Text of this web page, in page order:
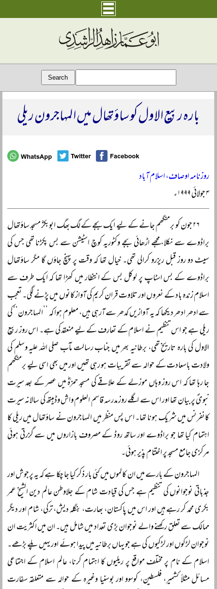
بارہ ربیع الاول کو ساؤتھال میں المہاجرون ریلی
روزنامہ اوصاف، اسلام آباد
۴ جولائی ۱۹۹۹ء
۲۶ جون کو برمنگھم جانے کے لیے ایک بجے کے لگ بھگ ابوبکرؓ مسجد ساؤتھال
براڈوے سے نکلا، مجھے اڑھائی بجے وکٹوریہ کوچ اسٹیشن سے بس پکڑنا تھی جس کی
سیٹ دو روز قبل ریزرو کرالی تھی۔ خیال تھا کہ وقت پر پہنچ جاؤں گا مگر ساؤتھال
براڈوے کے بس اسٹاپ پر لوکل بس کے انتظار میں کھڑا تھا کہ ایک طرف سے
اسلام زندہ باد کے نعروں اور تلاوت قران کریم کی آواز کانوں میں پڑنے لگی۔ تعجب
سے ادھر ادھر دیکھا کہ یہ آوازیں کدھر سے آرہی ہیں، معلوم ہوا کہ ’’المہاجرون‘‘ کی
ریلی ہے جو اس تنظیم نے اسلام کے تعارف کے لیے منعقد کی ہے۔ اس روز ربیع
الاول کی بارہ تاریخ تھی، برطانیہ بھر میں جناب رسالت مآب صلی اللہ علیہ وسلم کی
ولادت باسعادت کے حوالہ سے تقریبات ہو رہی تھیں اور میں بھی اسی لیے برمنگھم
جا رہا تھا کہ اس روز وہاں موزلے کے علاقے کی مسجد حمزہؓ میں عصر کے بعد سیرت
نبویؐ پر بیان تھا اور اس سے اگلے روز مدرسہ قاسم العلوم واش وڈہیتھ کی سالانہ سیرت
کانفرنس میں شریک ہونا تھا۔ اس پس منظر میں المہاجرون نے ساؤتھال میں ریلی کا
اہتمام کیا تھا جو براڈوے اور ساتھ روڈ کے مصروف بازاروں میں سے گزرتی ہوئی
مرکزی جامع مسجد پر اختتام پذیر ہوئی۔
المہاجرون کے بارے میں ان کالموں میں کئی بار ذکر کیا جا چکا ہے کہ یہ پرجوش اور
جذباتی نوجوانوں کی تنظیم ہے جس کی قیادت شام کے جلاوطن عالم دین الشیخ عمر
بکری محمد کر رہے ہیں اور اس میں پاکستان، بھارت، بنگلہ دیش، ترکی، شام اور دیگر
ممالک سے تعلق رکھنے والے نوجوان بڑی تعداد میں شامل ہیں۔ ان میں اکثریت ان
نوجوان لڑکوں اور لڑکیوں کی ہے جو یہاں برطانیہ میں پیدا ہوئے اور یہیں پلے بڑھے۔
اسلام کے نام پر مختلف مواقع پر ریلیوں کا اہتمام کرنا، عالم اسلام کے اجتماعی
مسائل مثلاً کشمیر، فلسطین، کوسوو اور بوسنیا وغیرہ کے حوالہ سے متعلقہ سفارت